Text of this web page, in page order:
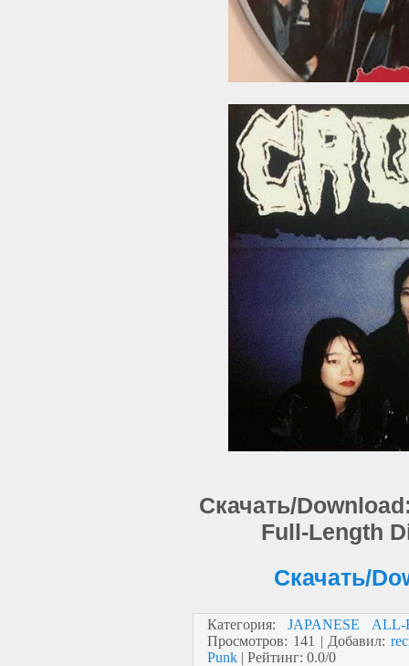
Скачать/
Full-Length
Скачать/
Категория:
JAPANESE
Просмотров: 141 | Добавил:
Punk | Рейтинг: 0.0/0